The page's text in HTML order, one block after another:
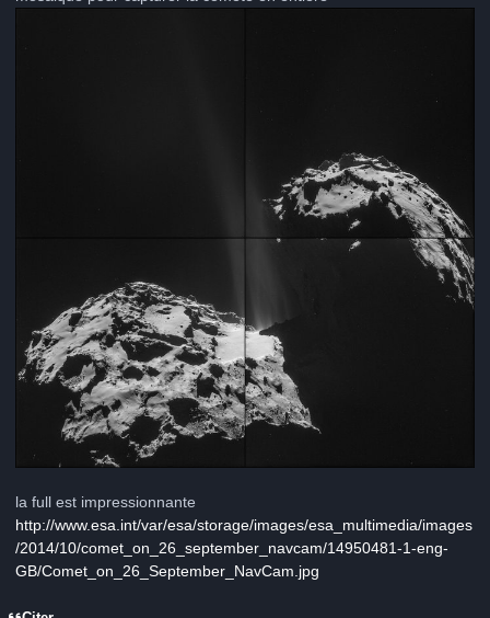
la full est impressionnante
http://www.esa.int/var/esa/storage/images/esa_multimedia/images
/2014/10/comet_on_26_september_navcam/14950481-1-eng-
GB/Comet_on_26_September_NavCam.jpg